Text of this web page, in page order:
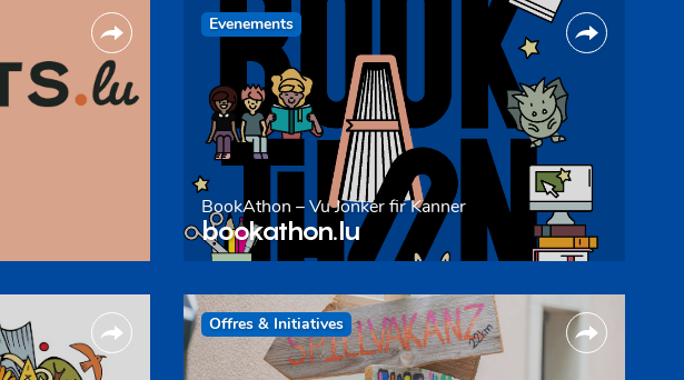
Evenements
BookAthon – Vu Jonker fir Kanner
bookathon.lu
Offres & Initiatives